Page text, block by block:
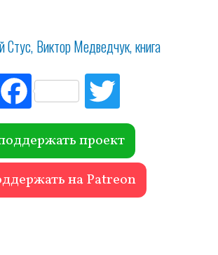
Стус Виктор Медведчук книга
Fac
ebo
ok r
проект
на Patreon